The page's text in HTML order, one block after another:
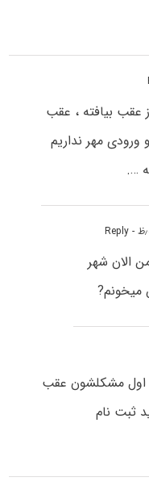
عقب بیافته ، عقب
ورودی مهر نداریم
….
- Reply
الان شهر
اول مشکلشون عقب
ثبت نام